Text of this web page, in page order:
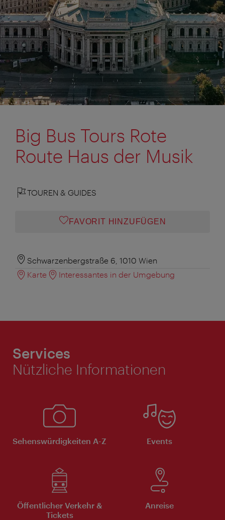
Big Bus Tours Rote
Route Haus der Musik
TOUREN & GUIDES
FAVORIT HINZUFÜGEN
Schwarzenbergstraße 6, 1010 Wien
Karte
Interessantes in der Umgebung
Services
Nützliche Informationen
Sehenswürdigkeiten A-Z Events
Öffentlicher Verkehr &
Tickets
Anreise